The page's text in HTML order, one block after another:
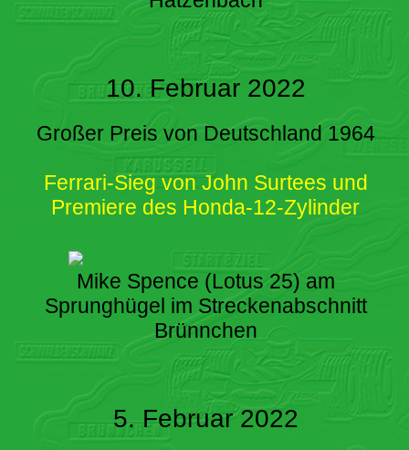
10. Februar 2022
Großer Preis von Deutschland 1964
Ferrari-Sieg von John Surtees und
Premiere des Honda-12-Zylinder
Mike Spence (Lotus 25) am
Sprunghügel im Streckenabschnitt
Brünnchen
5. Februar 2022